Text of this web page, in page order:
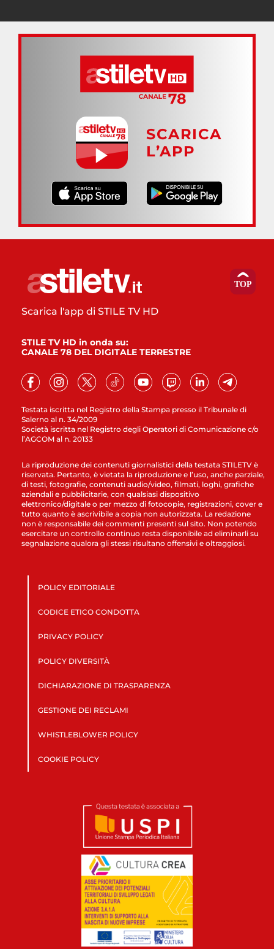
SCARICA
L’APP
Testata iscritta nel Registro della Stampa presso il Tribunale di
Salerno al n. 34/2009
Società iscritta nel Registro degli Operatori di Comunicazione c/o
l’AGCOM al n. 20133
Scarica l'app di STILE TV HD
STILE TV HD in onda su:
CANALE 78 DEL DIGITALE TERRESTRE
La riproduzione dei contenuti giornalistici della testata STILETV è
riservata. Pertanto, è vietata la riproduzione e l’uso, anche parziale,
di testi, fotografie, contenuti audio/video, filmati, loghi, grafiche
aziendali e pubblicitarie, con qualsiasi dispositivo
elettronico/digitale o per mezzo di fotocopie, registrazioni, cover e
tutto quanto è ascrivibile a copia non autorizzata. La redazione
non è responsabile dei commenti presenti sul sito. Non potendo
esercitare un controllo continuo resta disponibile ad eliminarli su
segnalazione qualora gli stessi risultano offensivi e oltraggiosi.
POLICY EDITORIALE
CODICE ETICO CONDOTTA
PRIVACY POLICY
POLICY DIVERSITÀ
DICHIARAZIONE DI TRASPARENZA
GESTIONE DEI RECLAMI
WHISTLEBLOWER POLICY
COOKIE POLICY